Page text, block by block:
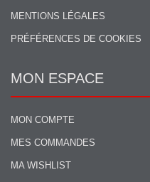
MENTIONS LÉGALES
PRÉFÉRENCES DE COOKIES
MON ESPACE
MON COMPTE
MES COMMANDES
MA WISHLIST